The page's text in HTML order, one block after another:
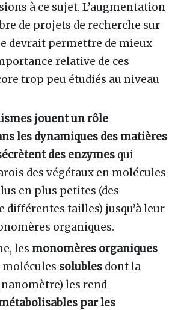
à ce sujet. L’augmentation
de projets de recherche sur
devrait permettre de mieux
relative de ces
trop peu étudiés au niveau
jouent un rôle
les dynamiques des matières
des enzymes qui
des végétaux en molécules
en plus petites (des
différentes tailles) jusqu’à leur
organiques.
les monomères organiques
solubles dont la
les rend
par les